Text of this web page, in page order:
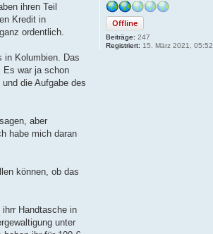
Offline
Beiträge: 247
Registriert: 15. März 2021, 05:52
ihren Teil
Kredit in
ordentlich.
in Kolumbien. Das
Es war ja schon
die Aufgabe des
aber
habe mich daran
können, ob das
Handtasche in
unter